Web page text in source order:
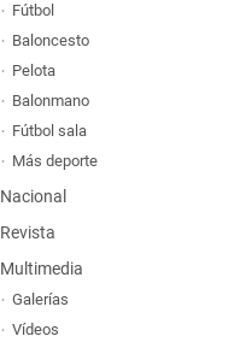
Fútbol
Baloncesto
Pelota
Balonmano
Fútbol sala
Más deporte
Nacional
Revista
Multimedia
Galerías
Vídeos